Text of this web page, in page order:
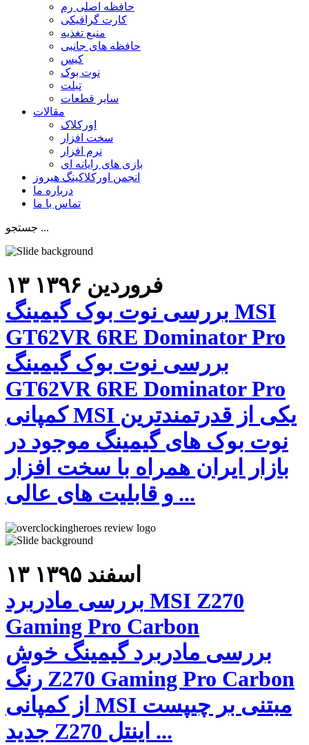
حافظه اصلی رم
کارت گرافیکی
منبع تغذیه
حافظه های جانبی
کیس
نوت بوک
تبلت
سایر قطعات
مقالات
اورکلاک
سخت افزار
نرم افزار
بازی های رایانه ای
انجمن اورکلاکینگ هیروز
درباره ما
تماس با ما
جستجو ...
۱۳ فروردين ۱۳۹۶
بررسی نوت بوک گیمینگ MSI
GT62VR 6RE Dominator Pro
بررسی نوت بوک گیمینگ
GT62VR 6RE Dominator Pro
کمپانی MSI یکی از قدرتمندترین
نوت بوک های گیمینگ موجود در
بازار ایران همراه با سخت افزار
و قابلیت های عالی ...
۱۳ اسفند ۱۳۹۵
بررسی مادربرد MSI Z270
Gaming Pro Carbon
بررسی مادربرد گیمینگ خوش
رنگ Z270 Gaming Pro Carbon
از کمپانی MSI مبتنی بر چیپست
جدید Z270 اینتل ...